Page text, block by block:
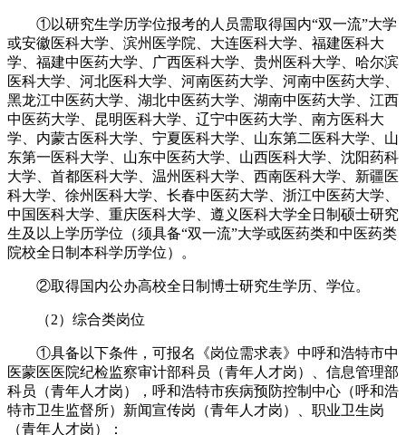
①以研究生学历学位报考的人员需取得国内“双一流”大学
或安徽医科大学、滨州医学院、大连医科大学、福建医科大
学、福建中医药大学、广西医科大学、贵州医科大学、哈尔滨
医科大学、河北医科大学、河南医药大学、河南中医药大学、
黑龙江中医药大学、湖北中医药大学、湖南中医药大学、江西
中医药大学、昆明医科大学、辽宁中医药大学、南方医科大
学、内蒙古医科大学、宁夏医科大学、山东第二医科大学、山
东第一医科大学、山东中医药大学、山西医科大学、沈阳药科
大学、首都医科大学、温州医科大学、西南医科大学、新疆医
科大学、徐州医科大学、长春中医药大学、浙江中医药大学、
中国医科大学、重庆医科大学、遵义医科大学全日制硕士研究
生及以上学历学位（须具备“双一流”大学或医药类和中医药类
院校全日制本科学历学位）。
②取得国内公办高校全日制博士研究生学历、学位。
（2）综合类岗位
①具备以下条件，可报名《岗位需求表》中呼和浩特市中
医蒙医医院纪检监察审计部科员（青年人才岗）、信息管理部
科员（青年人才岗），呼和浩特市疾病预防控制中心（呼和浩
特市卫生监督所）新闻宣传岗（青年人才岗）、职业卫生岗
（青年人才岗）：